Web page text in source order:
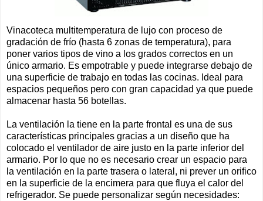
Vinacoteca multitemperatura de lujo con proceso de
gradación de frío (hasta 6 zonas de temperatura), para
poner varios tipos de vino a los grados correctos en un
único armario. Es empotrable y puede integrarse debajo de
una superficie de trabajo en todas las cocinas. Ideal para
espacios pequeños pero con gran capacidad ya que puede
almacenar hasta 56 botellas.
La ventilación la tiene en la parte frontal es una de sus
características principales gracias a un diseño que ha
colocado el ventilador de aire justo en la parte inferior del
armario. Por lo que no es necesario crear un espacio para
la ventilación en la parte trasera o lateral, ni prever un orifico
en la superficie de la encimera para que fluya el calor del
refrigerador. Se puede personalizar según necesidades: